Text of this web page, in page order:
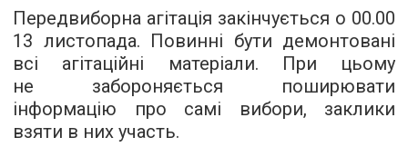
Передвиборна агітація закінчується о 00.00
13 листопада. Повинні бути демонтовані
всі агітаційні матеріали. При цьому
не забороняється поширювати
інформацію про самі вибори, заклики
взяти в них участь.